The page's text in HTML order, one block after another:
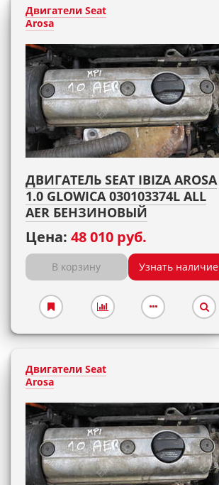
Двигатели Seat
Arosa
ДВИГАТЕЛЬ SEAT IBIZA AROSA
1.0 GLOWICA 030103374L ALL
AER БЕНЗИНОВЫЙ
Цена: 48 010 руб.
В корзину Узнать наличие
Двигатели Seat
Arosa